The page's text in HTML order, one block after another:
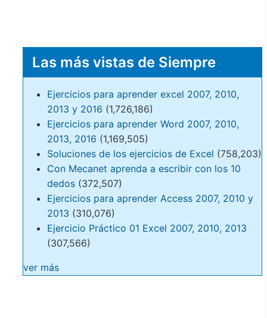
Las más vistas de Siempre
Ejercicios para aprender excel 2007, 2010,
2013 y 2016 (1,726,186)
Ejercicios para aprender Word 2007, 2010,
2013, 2016 (1,169,505)
Soluciones de los ejercicios de Excel (758,203)
Con Mecanet aprenda a escribir con los 10
dedos (372,507)
Ejercicios para aprender Access 2007, 2010 y
2013 (310,076)
Ejercicio Práctico 01 Excel 2007, 2010, 2013
(307,566)
ver más